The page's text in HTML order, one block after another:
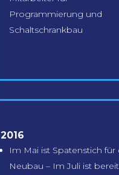
Programmierung und
Schaltschrankbau
2016
Im Mai ist Spatenstich für
Neubau – Im Juli ist